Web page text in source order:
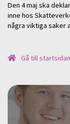
Den 4 maj ska
inne hos
några viktiga saker
Gå till startsidan